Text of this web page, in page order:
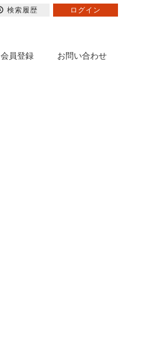
会員登録 お問い合わせ
検索履歴 ログイン